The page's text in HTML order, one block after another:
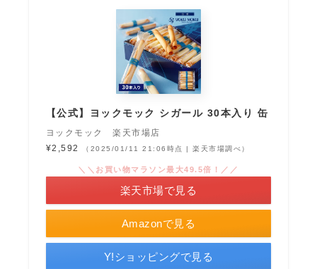
【公式】ヨックモック シガール 30本入り 缶
ヨックモック 楽天市場店
¥2,592
（2025/01/11 21:06時点 | 楽天市場調べ）
Amazonで見る
＼＼お買い物マラソン最大49.5倍！／／
楽天市場で見る
Y!ショッピングで見る